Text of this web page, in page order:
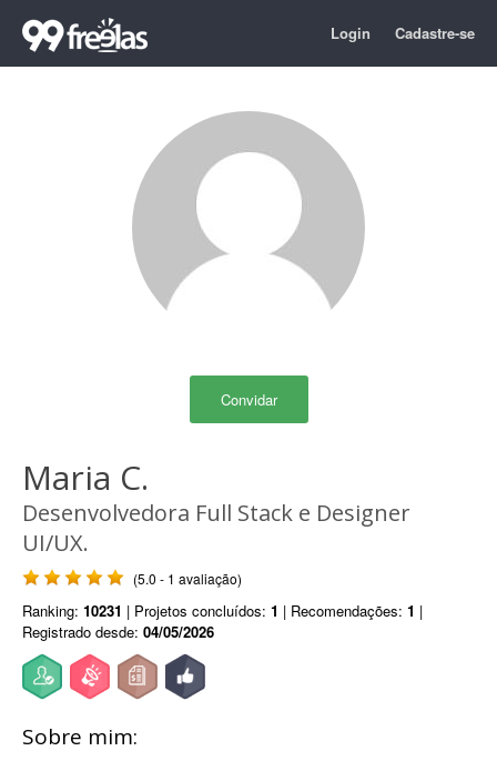
Login Cadastre-se
Convidar
Maria C.
Desenvolvedora Full Stack e Designer
UI/UX.
(5.0 - 1 avaliação)
Ranking: 10231 | Projetos concluídos: 1 | Recomendações: 1 |
Registrado desde: 04/05/2026
Sobre mim: